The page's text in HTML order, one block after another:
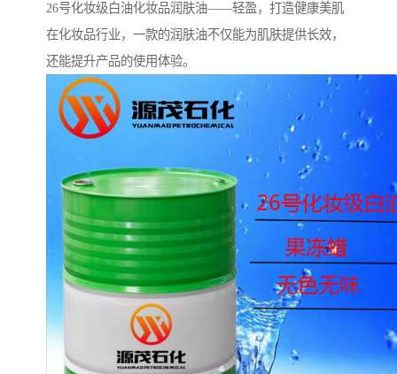
26号化妆级白油化妆品润肤油——轻盈，打造健康美肌
在化妆品行业，一款的润肤油不仅能为肌肤提供长效，
还能提升产品的使用体验。